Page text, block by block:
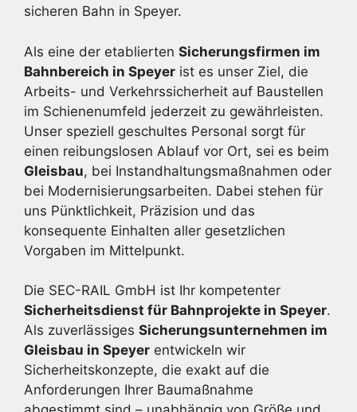
sicheren Bahn in Speyer.
Als eine der etablierten Sicherungsfirmen im
Bahnbereich in Speyer ist es unser Ziel, die
Arbeits- und Verkehrssicherheit auf Baustellen
im Schienenumfeld jederzeit zu gewährleisten.
Unser speziell geschultes Personal sorgt für
einen reibungslosen Ablauf vor Ort, sei es beim
Gleisbau, bei Instandhaltungsmaßnahmen oder
bei Modernisierungsarbeiten. Dabei stehen für
uns Pünktlichkeit, Präzision und das
konsequente Einhalten aller gesetzlichen
Vorgaben im Mittelpunkt.
Die SEC-RAIL GmbH ist Ihr kompetenter
Sicherheitsdienst für Bahnprojekte in Speyer.
Als zuverlässiges Sicherungsunternehmen im
Gleisbau in Speyer entwickeln wir
Sicherheitskonzepte, die exakt auf die
Anforderungen Ihrer Baumaßnahme